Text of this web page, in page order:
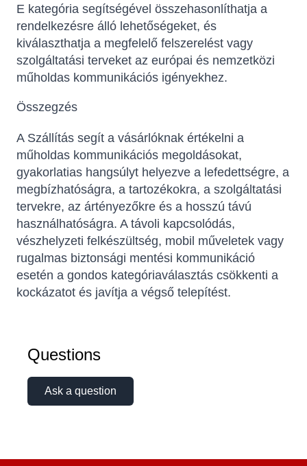
E kategória segítségével összehasonlíthatja a
rendelkezésre álló lehetőségeket, és
kiválaszthatja a megfelelő felszerelést vagy
szolgáltatási terveket az európai és nemzetközi
műholdas kommunikációs igényekhez.
Összegzés
A Szállítás segít a vásárlóknak értékelni a
műholdas kommunikációs megoldásokat,
gyakorlatias hangsúlyt helyezve a lefedettségre, a
megbízhatóságra, a tartozékokra, a szolgáltatási
tervekre, az ártényezőkre és a hosszú távú
használhatóságra. A távoli kapcsolódás,
vészhelyzeti felkészültség, mobil műveletek vagy
rugalmas biztonsági mentési kommunikáció
esetén a gondos kategóriaválasztás csökkenti a
kockázatot és javítja a végső telepítést.
Questions
Ask a question